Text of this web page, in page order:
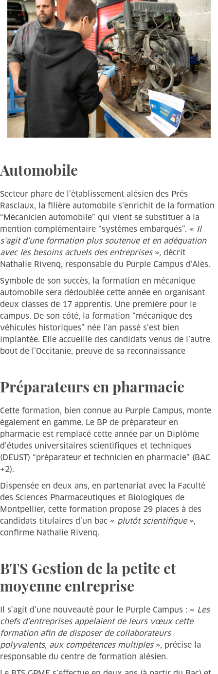
Automobile
Secteur phare de l’établissement alésien des Prés-
Rasclaux, la filière automobile s’enrichit de la formation
“Mécanicien automobile” qui vient se substituer à la
mention complémentaire “systèmes embarqués”. « Il
s’agit d’une formation plus soutenue et en adéquation
avec les besoins actuels des entreprises», décrit
Nathalie Rivenq, responsable du Purple Campus d’Alès.
Symbole de son succès, la formation en mécanique
automobile sera dédoublée cette année en organisant
deux classes de 17 apprentis. Une première pour le
campus. De son côté, la formation “mécanique des
véhicules historiques” née l’an passé s’est bien
implantée. Elle accueille des candidats venus de l’autre
bout de l’Occitanie, preuve de sa reconnaissance
Préparateurs en pharmacie
Cette formation, bien connue au Purple Campus, monte
également en gamme. Le BP de préparateur en
pharmacie est remplacé cette année par un Diplôme
d’études universitaires scientifiques et techniques
(DEUST) “préparateur et technicien en pharmacie” (BAC
+2).
Dispensée en deux ans, en partenariat avec la Faculté
des Sciences Pharmaceutiques et Biologiques de
Montpellier, cette formation propose 29 places à des
candidats titulaires d’un bac « plutôt scientifique»,
confirme Nathalie Rivenq.
BTS Gestion de la petite et
moyenne entreprise
Il s’agit d’une nouveauté pour le Purple Campus : « Les
chefs d’entreprises appelaient de leurs vœux cette
formation afin de disposer de collaborateurs
polyvalents, aux compétences multiples», précise la
responsable du centre de formation alésien.